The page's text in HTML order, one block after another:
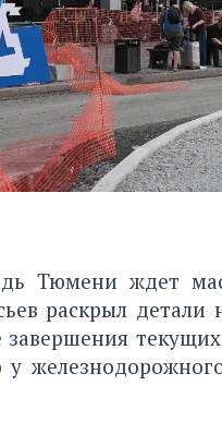
Тюмени ждет
раскрыл детали
завершения